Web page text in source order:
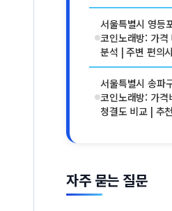
서울특별시 영등
코인노래방: 가
분석 | 주변 편의
서울특별시 송파
코인노래방: 가격
청결도 비교 | 추
자주 묻는 질문